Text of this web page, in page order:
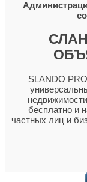
SLANDO
бесплатно и
частных лиц и